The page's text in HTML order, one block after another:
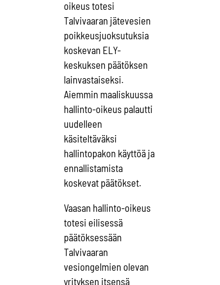
oikeus totesi
Talvivaaran jätevesien
poikkeusjuoksutuksia
koskevan ELY-
keskuksen päätöksen
lainvastaiseksi.
Aiemmin maaliskuussa
hallinto-oikeus palautti
uudelleen
käsiteltäväksi
hallintopakon käyttöä ja
ennallistamista
koskevat päätökset.
Vaasan hallinto-oikeus
totesi eilisessä
päätöksessään
Talvivaaran
vesiongelmien olevan
yrityksen itsensä